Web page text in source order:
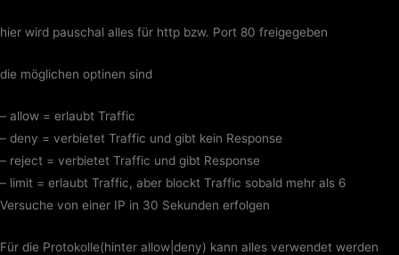
hier wird pauschal alles für http bzw. Port 80 freigegeben
die möglichen optinen sind
– allow = erlaubt Traffic
– deny = verbietet Traffic und gibt kein Response
– reject = verbietet Traffic und gibt Response
– limit = erlaubt Traffic, aber blockt Traffic sobald mehr als 6
Versuche von einer IP in 30 Sekunden erfolgen
Für die Protokolle(hinter allow|deny) kann alles verwendet werden